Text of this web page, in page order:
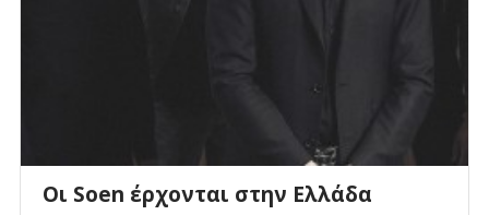
Οι Soen έρχονται στην Ελλάδα